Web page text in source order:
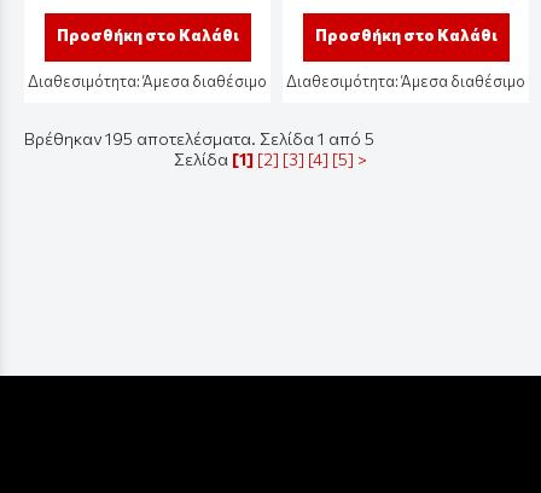
Προσθήκη στο Καλάθι
Διαθεσιμότητα:Άμεσα διαθέσιμο
Προσθήκη στο Καλάθι
Διαθεσιμότητα:Άμεσα διαθέσιμο
Βρέθηκαν 195 αποτελέσματα. Σελίδα 1 από 5
Σελίδα [1] [2] [3] [4] [5] >